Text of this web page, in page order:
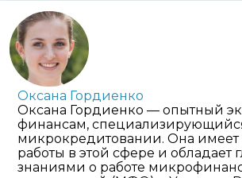
Оксана Гордиенко
Оксана Гордиенко — опытный
финансам,
микрокредитовании. Она имеет
работы в этой сфере и обладает
знаниями о работе